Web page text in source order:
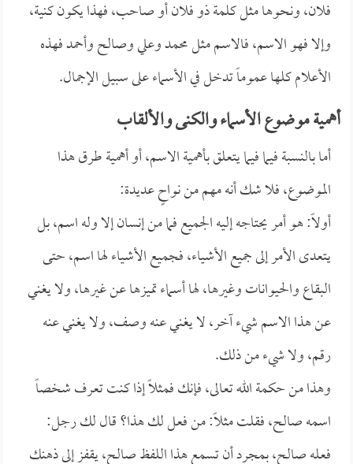
فلان، ونحوها مثل كلمة ذو فلان أو صاحب، فهذا يكون كنية،
وإلا فهو الاسم، فالاسم مثل محمد وعلي وصالح وأحمد فهذه
الأعلام كلها عموماً تدخل في الأسماء على سبيل الإجمال.
أهمية موضوع الأسماء والكنى والألقاب
أما بالنسبة فيما فيما يتعلق بأهمية الاسم، أو أهمية طرق هذا
الموضوع، فلا شك أنه مهم من نواحٍ عديدة:
أولاً: هو أمر يحتاجه إليه الجميع فما من إنسان إلا وله اسم، بل
يتعدى الأمر إلى جميع الأشياء، فجميع الأشياء لها اسم، حتى
البقاع والحيوانات وغيرها، لها أسماء تميزها عن غيرها، ولا يغني
عن هذا الاسم شيء آخر، لا يغني عنه وصف، ولا يغني عنه
رقم، ولا شيء من ذلك.
وهذا من حكمة الله تعالى، فإنك فمثلاً إذا كنت تعرف شخصاً
اسمه صالح، فقلت مثلاً: من فعل لك هذا؟ قال لك رجل:
فعله صالح، بمجرد أن تسمع هذا اللفظ صالح، يقفز إلى ذهنك